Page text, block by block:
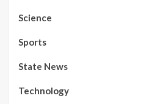
Science
Sports
State News
Technology